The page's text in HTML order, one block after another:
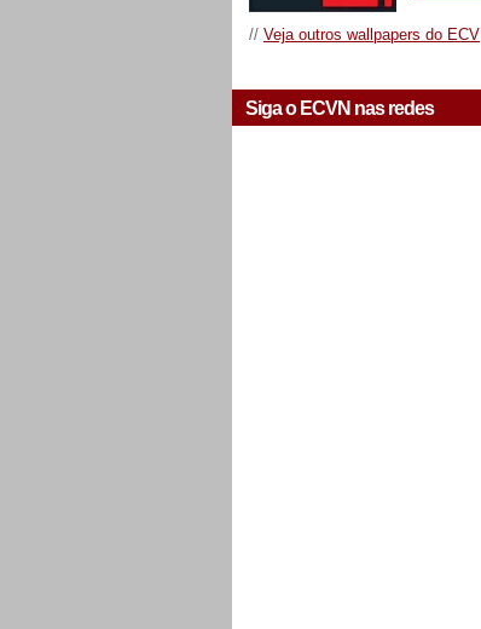
// Veja outros wallpapers do ECV
Siga o ECVN nas redes